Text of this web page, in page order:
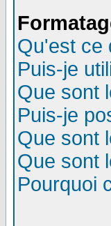
Qu'est ce
Puis-je
Que sont
Puis-je
Que sont
Que sont
Pourquoi